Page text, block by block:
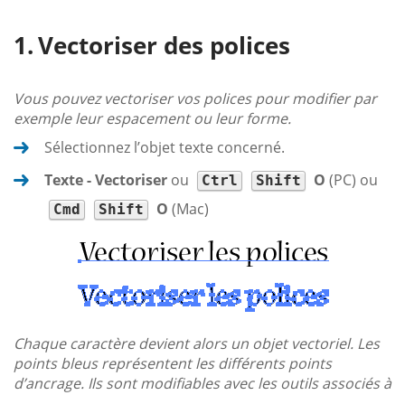
Vectoriser des polices
Vous pouvez vectoriser vos polices pour modifier par
exemple leur espacement ou leur forme.
Sélectionnez l’objet texte concerné.
Texte - Vectoriser ou Ctrl Shift O (PC) ou
Cmd Shift O (Mac)
Chaque caractère devient alors un objet vectoriel. Les
points bleus représentent les différents points
d’ancrage. Ils sont modifiables avec les outils associés à